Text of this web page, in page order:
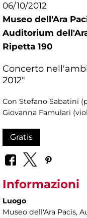
06/10/2012
Museo dell'Ara
Auditorium
Ripetta 190
Concerto
2012"
Con Stefano Sabatini
Giovanna Famulari
Gratis
Informazioni
Luogo
Museo dell'Ara Pacis,